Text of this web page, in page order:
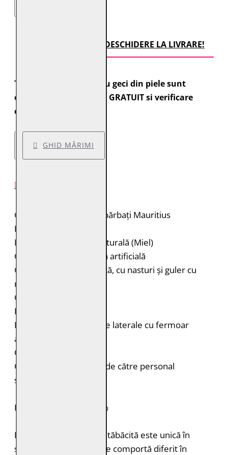
TRANSPORT CU DESCHIDERE LA LIVRARE!
Toate comenzile pentru geci din piele sunt
expediate cu transport GRATUIT si verificare
colet.
GHID MĂRIMI
Geacă de piele pentru bărbați Mauritius
Brand: Mauritius
Material: 100% piele naturală (Miel)
Căptușeală: 100% blană artificială
Geacă de piele, căptușită, cu nasturi și guler cu
rever îmblănit
Cusături decorative
Petice ovale pe coate
Două buzunare verticale laterale cu fermoar
ascuns
Croială: Regular Fit
Curățare: Spălare doar de către personal
specializat
PIELE NATURALĂ: 100%
Fiecare bucată de piele tăbăcită este unică în
structură, grosimea și se comportă diferit în